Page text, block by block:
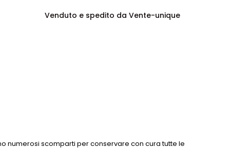
Venduto e spedito da Vente-unique
numerosi scomparti per conservare con cura tutte le